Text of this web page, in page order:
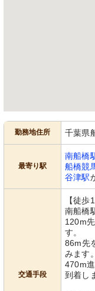
勤務地住所 千葉県
最寄り駅
南船橋
船橋競
谷津駅
交通手段
【徒歩
南船橋
120m
す。
86m先
みます。
470m
到着し